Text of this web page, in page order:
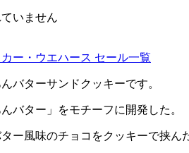
いません
ー・ウエハース セール一覧
バターサンドクッキーです。
バター」をモチーフに開発した。
ー風味のチョコをクッキーで挟ん